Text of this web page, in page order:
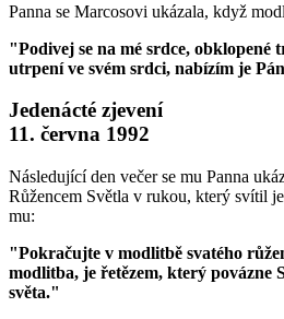
Panna se Marcosovi ukázala, když
"Podivej se na mé srdce, obklopené
utrpení ve svém srdci, nabízím je
Jedenácté zjevení
11. června 1992
Následující den večer se mu Panna
Růžencem Světla v rukou, který svítil
mu:
"Pokračujte v modlitbě svatého
modlitba, je řetězem, který povázne
světa."